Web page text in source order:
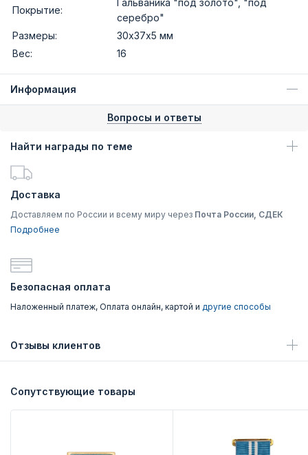
Покрытие:
серебро"
Размеры:
30х37х5 мм
Вес:
16
Информация
Вопросы и ответы
Найти награды по теме
Доставка
Доставляем по России и всему миру через Почта России, СДЕК
Подробнее
Безопасная оплата
Наложенный платеж, Оплата онлайн, картой и другие способы
Отзывы клиентов
Сопутствующие товары